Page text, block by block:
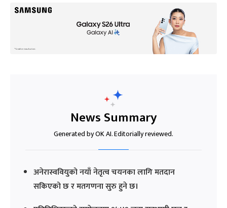
News Summary
Generated by OK AI. Editorially reviewed.
अनेरास्ववियुको नयाँ नेतृत्व चयनका लागि मतदान
सकिएको छ र मतगणना सुरु हुने छ।